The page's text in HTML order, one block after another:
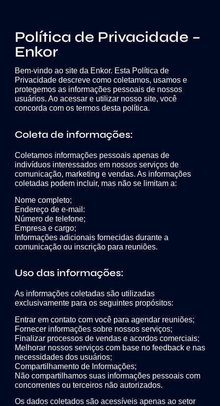
Política de Privacidade –
Enkor
Bem-vindo ao site da Enkor. Esta Política de
Privacidade descreve como coletamos, usamos e
protegemos as informações pessoais de nossos
usuários. Ao acessar e utilizar nosso site, você
concorda com os termos desta política.
Coleta de informações:
Coletamos informações pessoais apenas de
indivíduos interessados em nossos serviços de
comunicação, marketing e vendas. As informações
coletadas podem incluir, mas não se limitam a:
Nome completo;
Endereço de e-mail:
Número de telefone;
Empresa e cargo;
Informações adicionais fornecidas durante a
comunicação ou inscrição para reuniões.
Uso das informações:
As informações coletadas são utilizadas
exclusivamente para os seguintes propósitos:
Entrar em contato com você para agendar reuniões;
Fornecer informações sobre nossos serviços;
Finalizar processos de vendas e acordos comerciais;
Melhorar nossos serviços com base no feedback e nas
necessidades dos usuários;
Compartilhamento de Informações;
Não compartilhamos suas informações pessoais com
concorrentes ou terceiros não autorizados.
Os dados coletados são acessíveis apenas ao setor